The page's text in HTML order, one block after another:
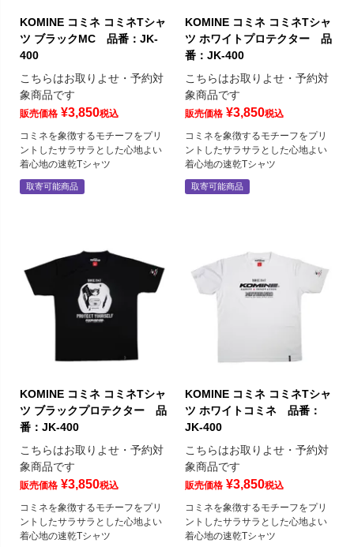
KOMINE コミネ コミネTシャ
ツ ブラックMC 品番：JK-
400
こちらはお取りよせ・予約対
象商品です
販売価格 ¥3,850税込
コミネを象徴するモチーフをプリ
ントしたサラサラとした心地よい
着心地の速乾Tシャツ
取寄可能商品
KOMINE コミネ コミネTシャ
ツ ホワイトプロテクター 品
番：JK-400
こちらはお取りよせ・予約対
象商品です
販売価格 ¥3,850税込
コミネを象徴するモチーフをプリ
ントしたサラサラとした心地よい
着心地の速乾Tシャツ
取寄可能商品
KOMINE コミネ コミネTシャ
ツ ブラックプロテクター 品
番：JK-400
こちらはお取りよせ・予約対
象商品です
販売価格 ¥3,850税込
コミネを象徴するモチーフをプリ
ントしたサラサラとした心地よい
着心地の速乾Tシャツ
KOMINE コミネ コミネTシャ
ツ ホワイトコミネ 品番：
JK-400
こちらはお取りよせ・予約対
象商品です
販売価格 ¥3,850税込
コミネを象徴するモチーフをプリ
ントしたサラサラとした心地よい
着心地の速乾Tシャツ